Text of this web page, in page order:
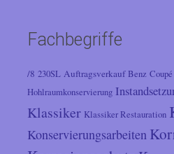
Fachbegriffe
/8 230SL Auftragsverkauf Benz Coupé
Hohlraumkonservierung
Klassiker Klassiker Restauration
Konservierungsarbeiten